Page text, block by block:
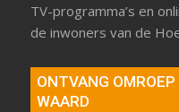
TV-programma’s en
de inwoners van de
ONTVANG OMROEP
WAARD